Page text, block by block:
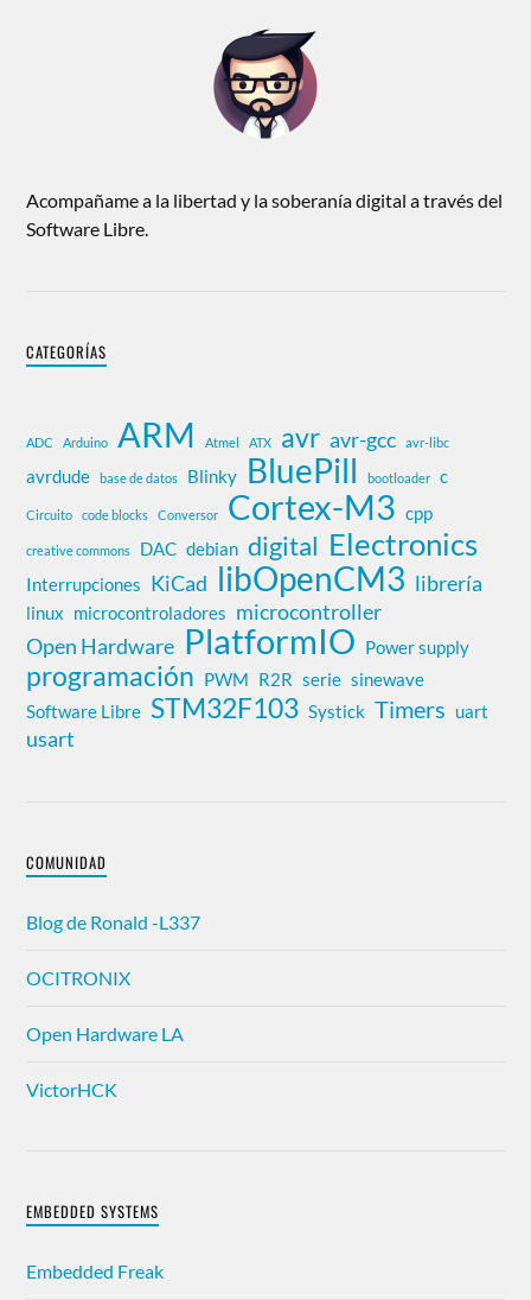
Acompañame a la libertad y la soberanía digital a través del
Software Libre.
CATEGORÍAS
ADC Arduino ARM Atmel ATX avr avr-gcc avr-libc
avrdude base de datos Blinky BluePill bootloader c
Circuito code blocks Conversor Cortex-M3 cpp
creative commons DAC debian digital Electronics
Interrupciones KiCad libOpenCM3 librería
linux microcontroladores microcontroller
Open Hardware PlatformIO Power supply
programación PWM R2R serie sinewave
Software Libre STM32F103 Systick Timers uart
usart
COMUNIDAD
Blog de Ronald -L337
OCITRONIX
Open Hardware LA
VictorHCK
EMBEDDED SYSTEMS
Embedded Freak